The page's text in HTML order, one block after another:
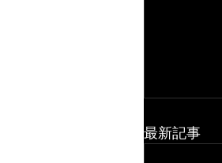
最新記事